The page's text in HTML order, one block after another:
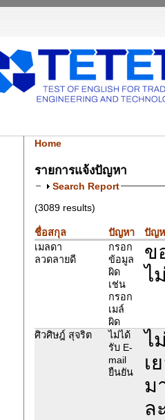
Home
รายการแจ้งปัญหา
Search Report
(3089 results)
ชื่อสกุล ปัญหา
ปัญห
เมลดา
ลวดลายดี
กรอก
ข้อมูล
ผิด
เช่น
กรอก
เมล์
ผิด
ข
ไ
ศิวศิษฎ์ สุจริต
ไม่ได้
รับ E-
mail
ยืนยัน
ไ
เ
ม
ล